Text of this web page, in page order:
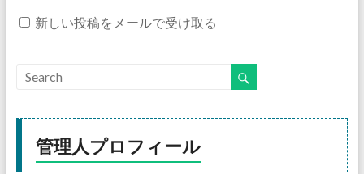
新しい投稿をメールで受け取る
管理人プロフィール